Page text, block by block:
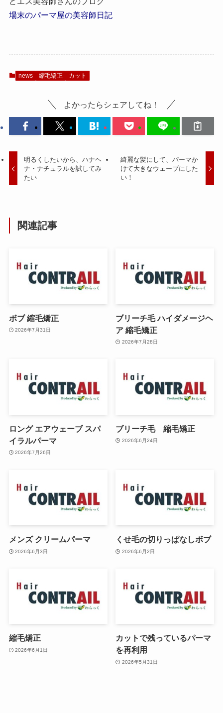
場末のパーマ屋の美容師日記
news 縮毛矯正 カット
よかったらシェアしてね！
明るくしたいから、ハナヘ
ナ・ナチュラルを試してみ
たい
綺麗な髪にして、パーマか
けて大きなウェーブにした
い！
関連記事
ボブ 縮毛矯正
2026年7月31日
ブリーチ毛 ハイダメージヘ
ア 縮毛矯正
2026年7月28日
ロング エアウェーブ スパ
イラルパーマ
2026年7月26日
ブリーチ毛 縮毛矯正
2026年6月24日
メンズ クリームパーマ
2026年6月3日
くせ毛の切りっぱなしボブ
2026年6月2日
縮毛矯正
2026年6月1日
カットで残っているパーマ
を再利用
2026年5月31日